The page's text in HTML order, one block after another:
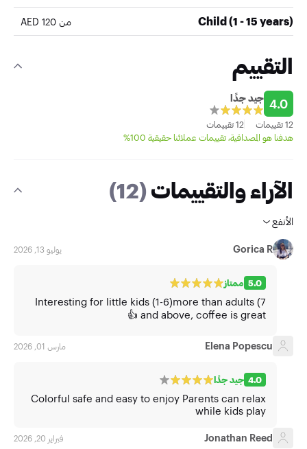
Child (1 - 15 years) من 120 AED
التقييم
4.0 جيد جدًا
12 تقييمات
12 تقييمات
هدفنا هو المصداقية، تقييمات عملائنا حقيقية 100%
الآراء والتقييمات (12)
الأنفع
Gorica R يوليو 13, 2026
5.0 ممتاز
Interesting for little kids (1-6)more than adults (7
and above, coffee is great 👍
Elena Popescu مارس 01, 2026
4.0 جيد جدًا
Colorful safe and easy to enjoy Parents can relax
while kids play
Jonathan Reed فبراير 20, 2026